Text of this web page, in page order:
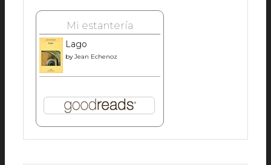
Mi estantería
Lago
byJean Echenoz